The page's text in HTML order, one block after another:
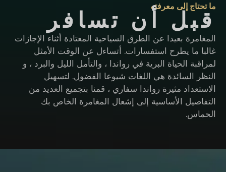
ما تحتاج إلى معرفته
قبل أن تسافر
المغامرة بعيدا عن الطرق السياحية المعتادة أثناء الإجازات
غالبا ما يطرح استفسارات. أتساءل عن الوقت الأمثل
لمراقبة الحياة البرية في رواندا ، والتأمل الليل والبرد ، و
النظر السائدة هي اللغات شيوعا الفضول. لتسهيل
الاستعداد مثيرة رواندا سفاري ، قمنا بتجميع العديد من
التفاصيل الأساسية إلى إشعال المغامرة الخاص بك
الحماس.